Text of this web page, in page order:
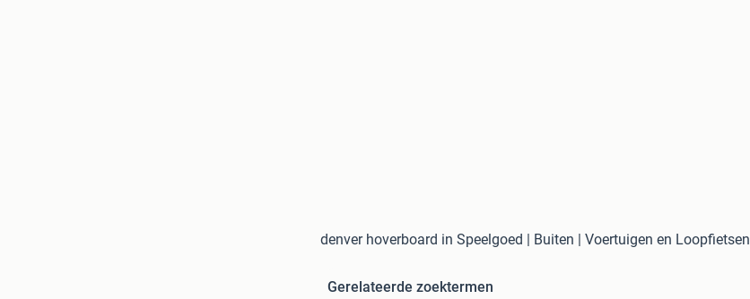
denver hoverboard in Speelgoed | Buiten | Voertuigen en Loopfietsen
Gerelateerde zoektermen